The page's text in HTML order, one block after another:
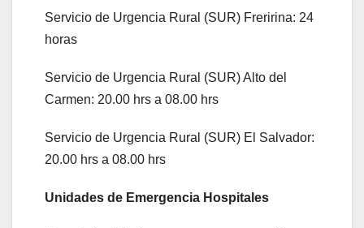
Servicio de Urgencia Rural (SUR) Freririna: 24
horas
Servicio de Urgencia Rural (SUR) Alto del
Carmen: 20.00 hrs a 08.00 hrs
Servicio de Urgencia Rural (SUR) El Salvador:
20.00 hrs a 08.00 hrs
Unidades de Emergencia Hospitales